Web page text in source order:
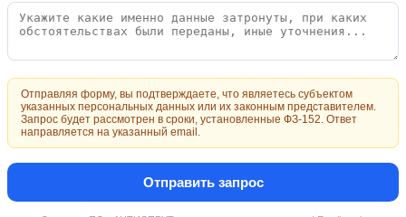
Отправляя форму, вы подтверждаете, что являетесь субъектом
указанных персональных данных или их законным представителем.
Запрос будет рассмотрен в сроки, установленные ФЗ-152. Ответ
направляется на указанный email.
Отправить запрос